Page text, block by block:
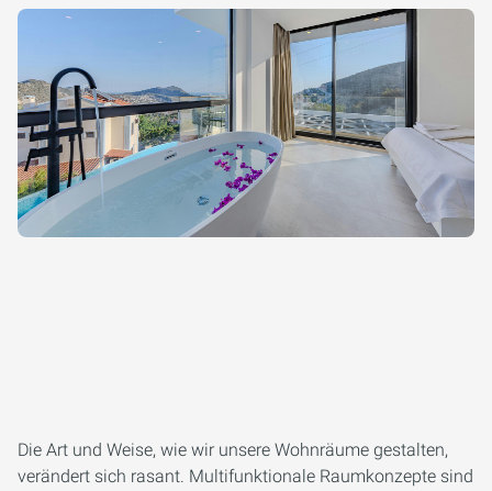
Die Art und Weise, wie wir unsere Wohnräume gestalten,
verändert sich rasant. Multifunktionale Raumkonzepte sind